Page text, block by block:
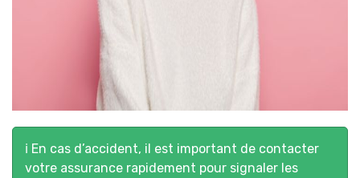
ℹ️ En cas d’accident, il est important de contacter
votre assurance rapidement pour signaler les